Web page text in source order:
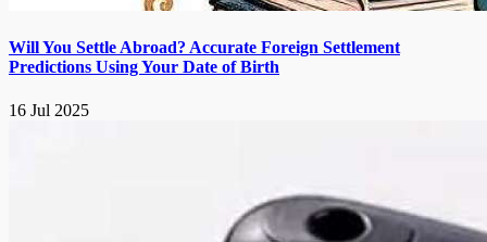
Will You Settle Abroad? Accurate Foreign Settlement
Predictions Using Your Date of Birth
16 Jul 2025